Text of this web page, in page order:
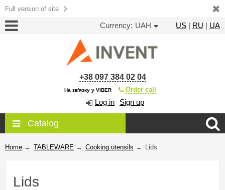
Full version of site
Currency: UAH US | RU | UA
+38 097 384 02 04
На зв'язку у VIBER Order call
Log in Sign up
Catalog
Home → TABLEWARE → Cooking utensils → Lids
Lids